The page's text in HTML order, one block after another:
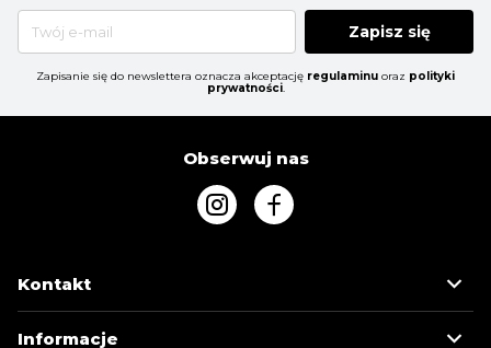
Zapisz się
Zapisanie się do newslettera oznacza akceptację regulaminu oraz polityki
prywatności.
Obserwuj nas
Kontakt
Informacje